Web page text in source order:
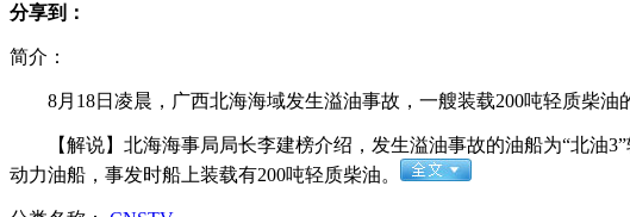
台风夺儿命 83岁诚信老爹替儿还债
分享到：
简介：
8月18日凌晨，广西北海海域发生溢油事故，一艘装载200吨轻质柴油
【解说】北海海事局局长李建榜介绍，发生溢油事故的油船为“北油3”
动力油船，事发时船上装载有200吨轻质柴油。